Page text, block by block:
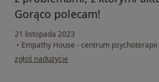
Gorąco polecam!
21 listopada 2023
• Empathy House - centrum
w opinii użytkownika Pacjent
zgłoś nadużycie